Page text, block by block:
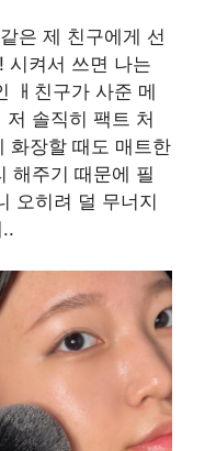
은 제 친구에게 선
시켜서 쓰면 나는
ㅐ친구가 사준 메
솔직히 팩트 처
화장할 때도 매트한
해주기 때문에 필
오히려 덜 무너지